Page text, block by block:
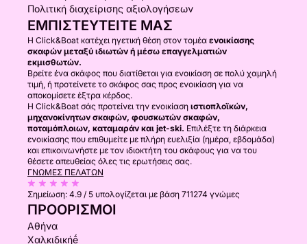
Πολιτική διαχείρισης αξιολογήσεων
ΕΜΠΙΣΤΕΥΤΕΊΤΕ ΜΑΣ
Η Click&Boat κατέχει ηγετική θέση στον τομέα ενοικίασης
σκαφών μεταξύ ιδιωτών ή μέσω επαγγελματιών
εκμισθωτών.
Βρείτε ένα σκάφος που διατίθεται για ενοικίαση σε πολύ χαμηλή
τιμή, ή προτείνετε το σκάφος σας προς ενοικίαση για να
αποκομίσετε έξτρα κέρδος.
Η Click&Boat σάς προτείνει την ενοικίαση ιστιοπλοϊκών,
μηχανοκίνητων σκαφών, φουσκωτών σκαφών,
ποταμόπλοιων, καταμαράν και jet-ski. Επιλέξτε τη διάρκεια
ενοικίασης που επιθυμείτε με πλήρη ευελιξία (ημέρα, εβδομάδα)
και επικοινωνήστε με τον ιδιοκτήτη του σκάφους για να του
θέσετε απευθείας όλες τις ερωτήσεις σας.
ΓΝΏΜΕΣ ΠΕΛΑΤΏΝ
Σημείωση: 4.9 / 5 υπολογίζεται με βάση 711274 γνώμες
ΠΡΟΟΡΙΣΜΟΊ
Αθήνα
Χαλκιδικήḗ